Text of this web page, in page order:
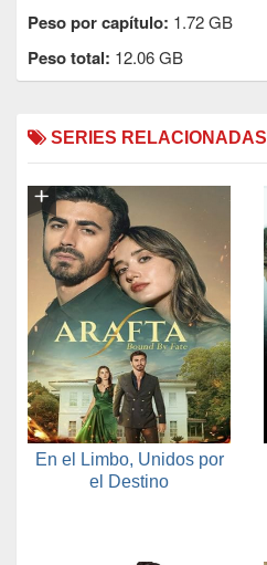
Peso por capítulo: 1.72 GB
Peso total: 12.06 GB
SERIES RELACIONADAS
En el Limbo, Unidos por
el Destino